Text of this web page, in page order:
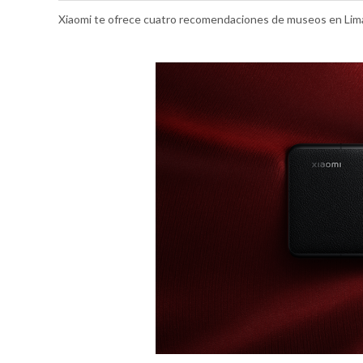
Xiaomi te ofrece cuatro recomendaciones de museos en